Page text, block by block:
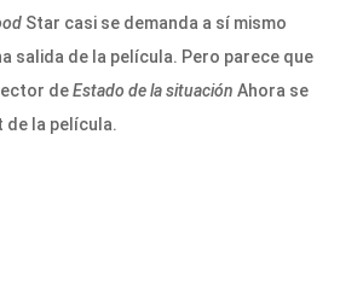
Star casi se demanda a sí mismo
salida de la película. Pero parece que
deEstado de la situación Ahora se
de la película.